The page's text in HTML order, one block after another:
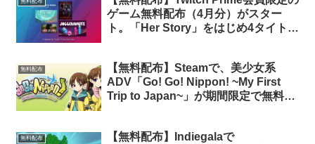
ゲーム無料配布（4月分）がスター
ト。「Her Story」をはじめ4タイトル
無料配布
【無料配布】Steamで、美少女系
ADV「Go! Go! Nippon! ~My First
Trip to Japan~」が期間限定で無料配
無料配布
【無料配布】Indiegalaで